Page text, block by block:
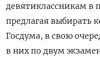
девятиклассникам в
предлагая выбирать
Госдума, в свою
в них по двум